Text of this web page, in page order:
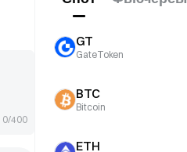
0/400
GT
GateToken
BTC
Bitcoin
ETH